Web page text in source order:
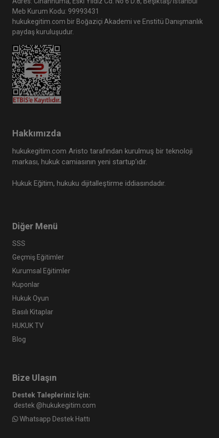
Meb Kurum Kodu: 99993431
hukukegitim.com bir Boğaziçi Akademi ve Enstitü Danışmanlık
paydaş kuruluşudur.
Hakkımızda
hukukegitim.com Aristo tarafından kurulmuş bir teknoloji
markası, hukuk camiasının yeni startup’ıdır.
Hukuk Eğitim, hukuku dijitalleştirme iddiasındadır.
Diğer Menü
SSS
Geçmiş Eğitimler
Kurumsal Eğitimler
Kuponlar
Hukuk Oyun
Basılı Kitaplar
HUKUK TV
Blog
Bize Ulaşın
Destek Talepleriniz İçin:
destek @hukukegitim.com
Whatsapp Destek Hattı